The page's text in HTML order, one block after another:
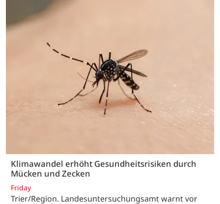
Klimawandel erhöht Gesundheitsrisiken durch
Mücken und Zecken
Friday
Trier/Region. Landesuntersuchungsamt warnt vor